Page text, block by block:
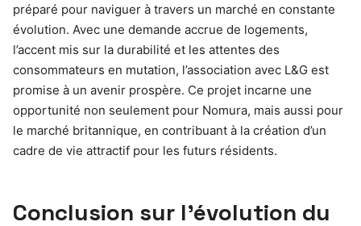
préparé pour naviguer à travers un marché en constante
évolution. Avec une demande accrue de logements,
l’accent mis sur la durabilité et les attentes des
consommateurs en mutation, l’association avec L&G est
promise à un avenir prospère. Ce projet incarne une
opportunité non seulement pour Nomura, mais aussi pour
le marché britannique, en contribuant à la création d’un
cadre de vie attractif pour les futurs résidents.
Conclusion sur l’évolution du